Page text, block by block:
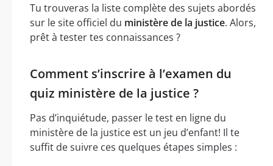
Tu trouveras la liste complète des sujets abordés
sur le site officiel du ministère de la justice. Alors,
prêt à tester tes connaissances ?
Comment s’inscrire à l’examen du
quiz ministère de la justice ?
Pas d’inquiétude, passer le test en ligne du
ministère de la justice est un jeu d’enfant! Il te
suffit de suivre ces quelques étapes simples :